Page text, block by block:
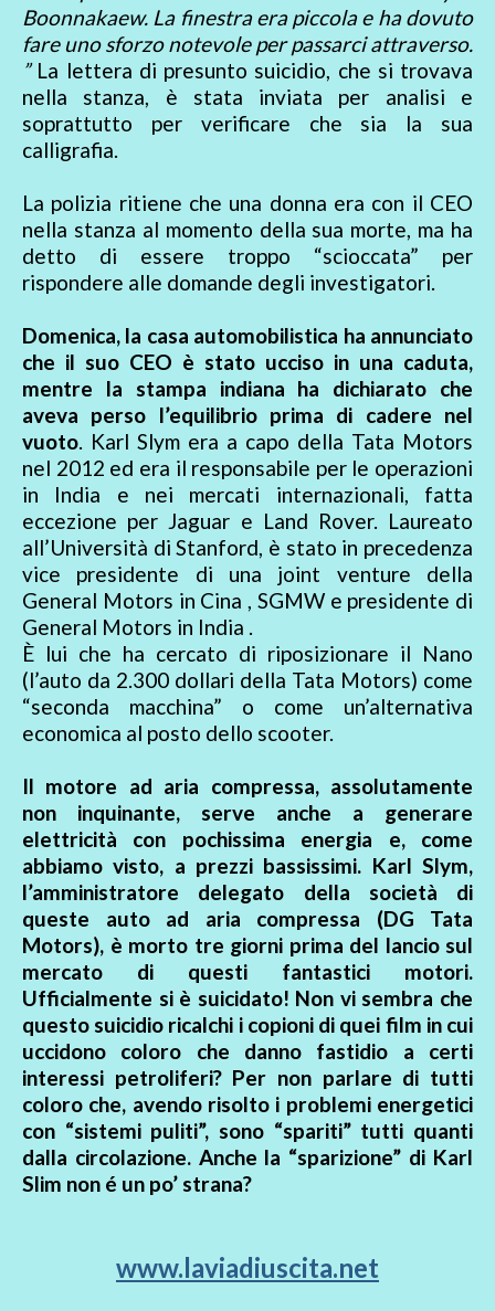
Boonnakaew. La finestra era piccola e ha dovuto
fare uno sforzo notevole per passarci attraverso.
”La lettera di presunto suicidio, che si trovava
nella stanza, è stata inviata per analisi e
soprattutto per verificare che sia la sua
calligrafia.
La polizia ritiene che una donna era con il CEO
nella stanza al momento della sua morte, ma ha
detto di essere troppo “scioccata” per
rispondere alle domande degli investigatori.
Domenica, la casa automobilistica ha annunciato
che il suo CEO è stato ucciso in una caduta,
mentre la stampa indiana ha dichiarato che
aveva perso l’equilibrio prima di cadere nel
vuoto. Karl Slym era a capo della Tata Motors
nel 2012 ed era il responsabile per le operazioni
in India e nei mercati internazionali, fatta
eccezione per Jaguar e Land Rover. Laureato
all’Università di Stanford, è stato in precedenza
vice presidente di una joint venture della
General Motors in Cina , SGMW e presidente di
General Motors in India .
È lui che ha cercato di riposizionare il Nano
(l’auto da 2.300 dollari della Tata Motors) come
“seconda macchina” o come un’alternativa
economica al posto dello scooter.
Il motore ad aria compressa, assolutamente
non inquinante, serve anche a generare
elettricità con pochissima energia e, come
abbiamo visto, a prezzi bassissimi. Karl Slym,
l’amministratore delegato della società di
queste auto ad aria compressa (DG Tata
Motors), è morto tre giorni prima del lancio sul
mercato di questi fantastici motori.
Ufficialmente si è suicidato! Non vi sembra che
questo suicidio ricalchi i copioni di quei film in cui
uccidono coloro che danno fastidio a certi
interessi petroliferi? Per non parlare di tutti
coloro che, avendo risolto i problemi energetici
con “sistemi puliti”, sono “spariti” tutti quanti
dalla circolazione. Anche la “sparizione” di Karl
Slim non é un po’ strana?
www.laviadiuscita.net